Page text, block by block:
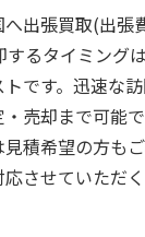
出張買取(出張
るタイミング
です。迅速な
売却まで可能
積希望の方も
させていただ